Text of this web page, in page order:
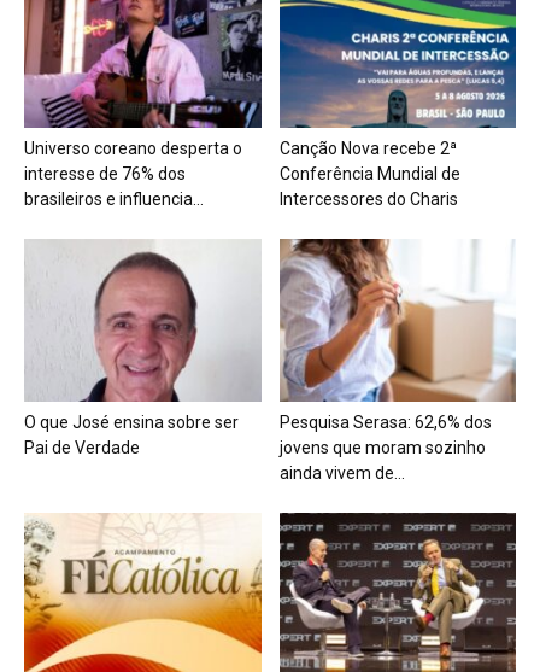
Universo coreano desperta o
interesse de 76% dos
brasileiros e influencia...
Canção Nova recebe 2ª
Conferência Mundial de
Intercessores do Charis
O que José ensina sobre ser
Pai de Verdade
Pesquisa Serasa: 62,6% dos
jovens que moram sozinho
ainda vivem de...